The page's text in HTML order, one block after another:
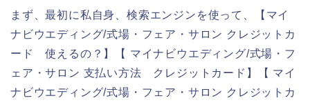
まず、最初に私自身、検索エンジンを使って、【マイ
ナビウエディング/式場・フェア・サロン クレジットカ
ード 使えるの？】【 マイナビウエディング/式場・フ
ェア・サロン 支払い方法 クレジットカード】【 マイ
ナビウエディング/式場・フェア・サロン クレジットカ